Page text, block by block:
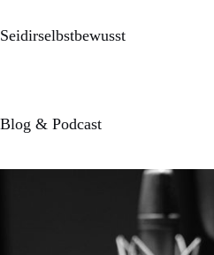
Seidirselbstbewusst
Blog & Podcast